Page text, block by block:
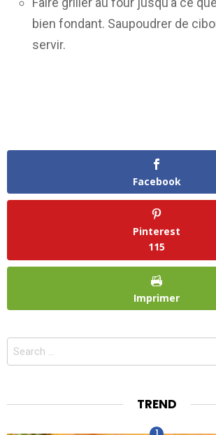
bien fondant. Saupoudrer de
servir.
Facebook
Pinterest
115
Imprimer
TREND